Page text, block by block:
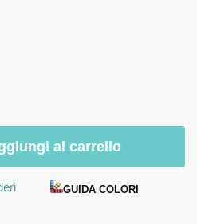
al carrello
GUIDA COLORI